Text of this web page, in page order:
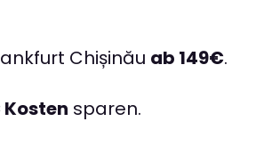
Chișinău ab 149€.
Kosten sparen.